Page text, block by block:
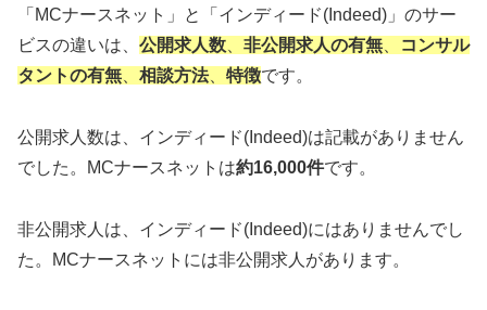
「MCナースネット」と「インディード(Indeed)」のサー
ビスの違いは、 公開求人数 非公開求人の有無
コンサル
タントの有無
相談方法、 特徴です。
公開求人数は、インディード(Indeed)は記載がありません
でした。MCナースネットは約16,000件です。
非公開求人は、インディード(Indeed)にはありませんでし
た。MCナースネットには非公開求人があります。